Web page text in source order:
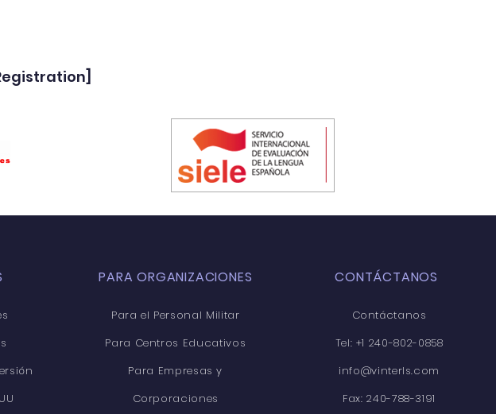
PARA ORGANIZACIONES
Para el Personal Militar
Para Centros Educativos
Para Empresas y
Corporaciones
CONTÁCTANOS
Contáctanos
Tel: +1 240-802-0858
info@vinterls.com
Fax: 240-788-3191